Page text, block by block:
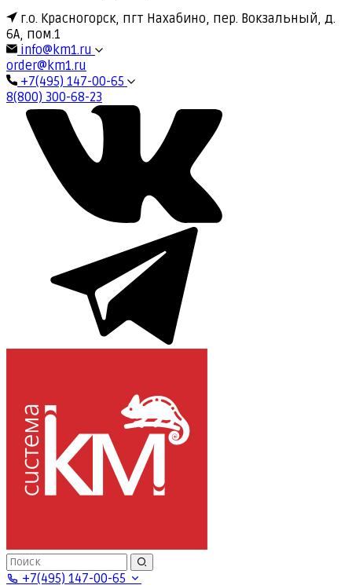
г.о. Красногорск, пгт Нахабино, пер. Вокзальный, д.
6А, пом.1
info@km1.ru
order@km1.ru
+7(495) 147-00-65
8(800) 300-68-23
+7(495) 147-00-65